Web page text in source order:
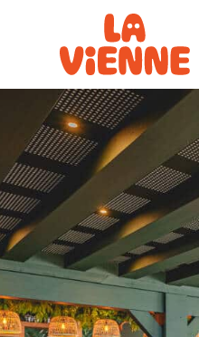
Panneau de gestion des cookies